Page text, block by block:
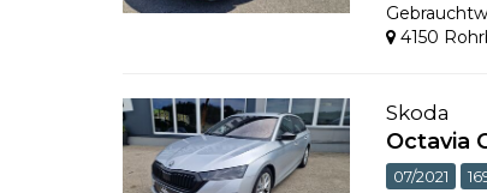
4150
Skoda
Octavia
07/2021